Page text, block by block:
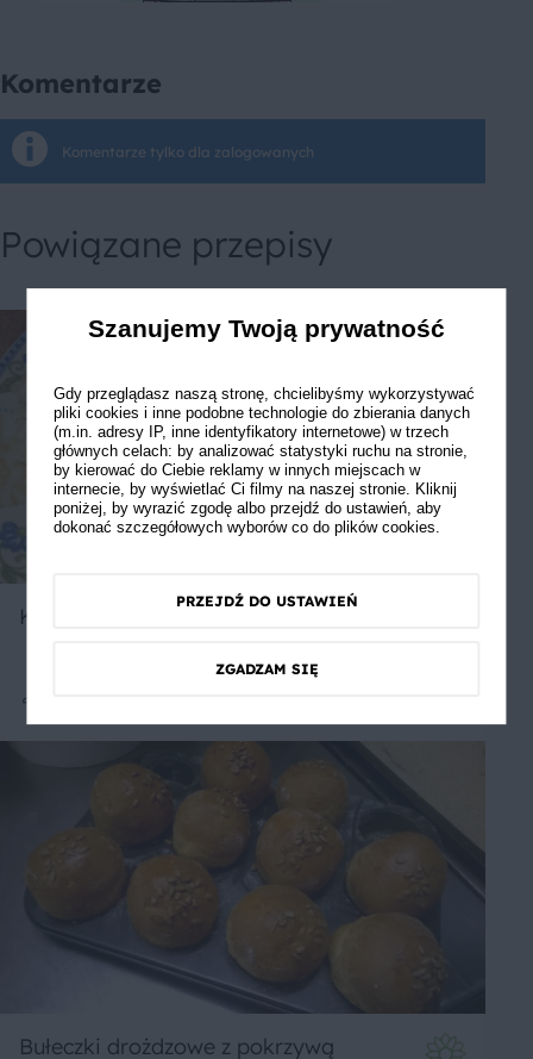
Komentarze
Komentarze tylko dla zalogowanych
Powiązane przepisy
Kotlety z jajek
Bułeczki drożdzowe z pokrzywą
Szanujemy Twoją prywatność
Gdy przeglądasz naszą stronę, chcielibyśmy wykorzystywać
pliki cookies i inne podobne technologie do zbierania danych
(m.in. adresy IP, inne identyfikatory internetowe) w trzech
głównych celach: by analizować statystyki ruchu na stronie,
by kierować do Ciebie reklamy w innych miejscach w
internecie, by wyświetlać Ci filmy na naszej stronie. Kliknij
poniżej, by wyrazić zgodę albo przejdź do ustawień, aby
dokonać szczegółowych wyborów co do plików cookies.
PRZEJDŹ DO USTAWIEŃ
ZGADZAM SIĘ